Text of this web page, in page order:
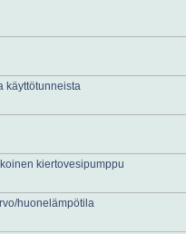
käyttötunneista
kiertovesipumppu
huonelämpötila